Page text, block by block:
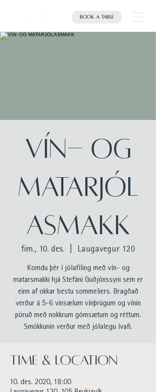
Book a table
VÍN- OG
MATARJÓL
ASMAKK
fim., 10. des. Laugavegur 120
Komdu þér í jólafíling með vín- og
matarsmakki hjá Stefáni Guðjónssyni sem er
einn af okkar bestu sommeliers. Bragðað
verður á 5-6 vinsælum vínþrúgum og vínin
pöruð með nokkrum gómsætum og réttum.
Smökkunin verður með jólalegu ívafi.
Time & Location
10. des. 2020, 18:00